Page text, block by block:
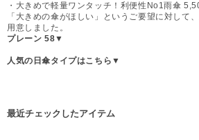
・大きめで軽量ワンタッチ！利便性No1雨傘
「大きめの傘がほしい」というご要望に対して
用意しました。
プレーン 58▼
人気の日傘タイプはこちら▼
最近チェックしたアイテム